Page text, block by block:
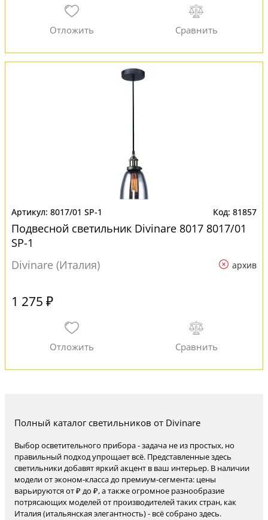
8017/01 SP-1 81857
Подвесной светильник Divinare 8017 8017/01
SP-1
Divinare (Италия)
архив
1 275 ₽
Полный каталог светильников от Divinare
Выбор осветительного прибора - задача не из простых, но
правильный подход упрощает всё. Представленные здесь
светильники добавят яркий акцент в ваш интерьер. В наличии
модели от эконом-класса до премиум-сегмента: цены
варьируются от ₽ до ₽, а также огромное разнообразие
потрясающих моделей от производителей таких стран, как
Италия (итальянская элегантность) - всё собрано здесь.